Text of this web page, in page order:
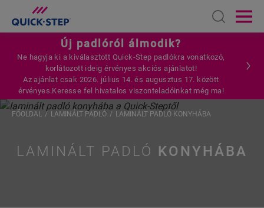
Open
Új padlóról álmodik?
Ne hagyja ki a kiválasztott Quick-Step padlókra vonatkozó,
korlátozott ideig érvényes akciós ajánlatot!
Az ajánlat csak 2026. július 14. és augusztus 17. között
érvényes.Keresse fel hivatalos viszonteladóinkat még ma!
LAMINÁLT PADLÓ KONYHÁBA
FŐOLDAL LAMINÁLT PADLÓ LAMINÁLT PADLÓ KONYHÁBA